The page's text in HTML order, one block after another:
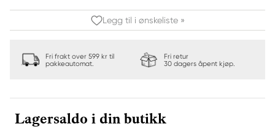
Legg til i ønskeliste »
Fri frakt over 599 kr til
pakkeautomat.
Fri retur
30 dagers åpent kjøp.
Lagersaldo i din butikk